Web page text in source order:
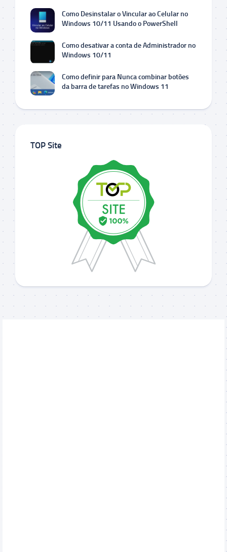
Como Desinstalar o Vincular ao Celular no
Windows 10/11 Usando o PowerShell
Como desativar a conta de Administrador no
Windows 10/11
Como definir para Nunca combinar botões
da barra de tarefas no Windows 11
TOP Site